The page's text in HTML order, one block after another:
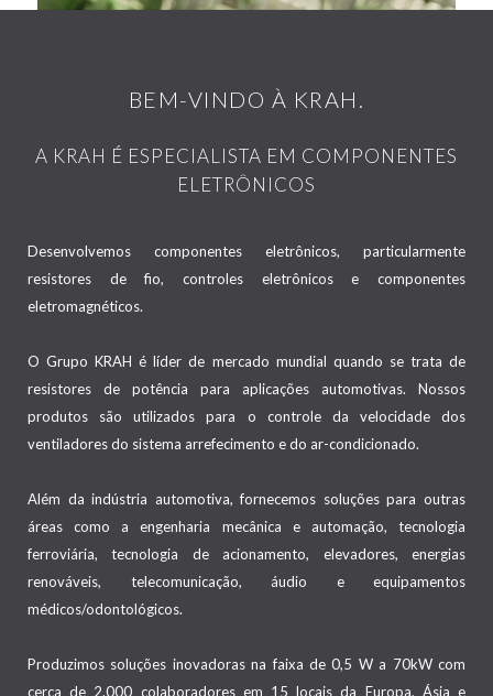
BEM-VINDO À KRAH.
A KRAH É ESPECIALISTA EM COMPONENTES
ELETRÔNICOS
Desenvolvemos componentes eletrônicos, particularmente
resistores de fio, controles eletrônicos e componentes
eletromagnéticos.
O Grupo KRAH é líder de mercado mundial quando se trata de
resistores de potência para aplicações automotivas. Nossos
produtos são utilizados para o controle da velocidade dos
ventiladores do sistema arrefecimento e do ar-condicionado.
Além da indústria automotiva, fornecemos soluções para outras
áreas como a engenharia mecânica e automação, tecnologia
ferroviária, tecnologia de acionamento, elevadores, energias
renováveis, telecomunicação, áudio e equipamentos
médicos/odontológicos.
Produzimos soluções inovadoras na faixa de 0,5 W a 70kW com
cerca de 2.000 colaboradores em 15 locais da Europa, Ásia e